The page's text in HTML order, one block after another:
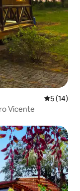
5 (14)
en la naturaleza Pedro Vicente